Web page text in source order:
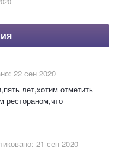
22 сен 2020
лет,хотим отметить
рестораном,что
21 сен 2020